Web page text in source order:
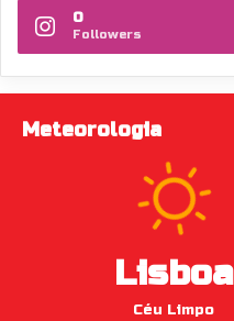
0
Followers
Meteorologia
Lisboa
Céu Limpo